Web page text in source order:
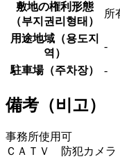
敷地の権利形態
（부지권리형태 ）
所
用途地域（용도지
역 ）
-
駐車場（주차장） -
備考（비고）
事務所使用可
ＣＡＴＶ 防犯カメ